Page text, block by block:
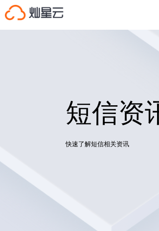
短信资
快速了解短信相关资讯